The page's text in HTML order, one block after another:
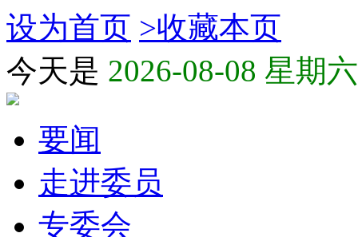
设为首页 >收藏本页
今天是 2026-08-08 星期六
要闻
走进委员
专委会